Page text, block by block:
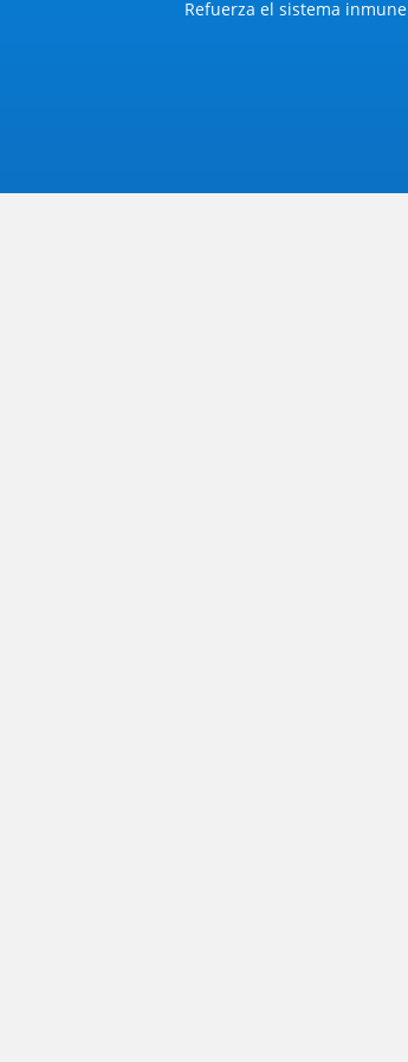
Refuerza el sistema inmune